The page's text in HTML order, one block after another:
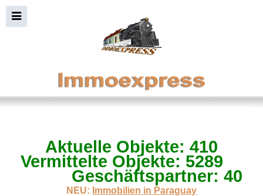
Immobiliensuche+Bild
Aktuelle Objekte: 410
Vermittelte Objekte: 5289
Geschäftspartner: 40
NEU: Immobilien in Paraguay